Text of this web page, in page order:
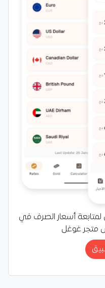
أسعار الصرف في
متجر غوغل